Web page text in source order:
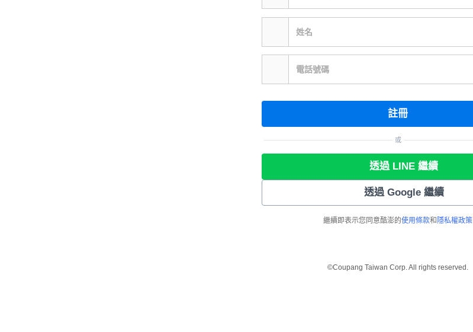
姓名
電話號碼
註冊
或
透過 LINE 繼續
透過 Google 繼續
繼續即表示您同意酷澎的使用條款和 隱私權政策
©Coupang Taiwan Corp. All rights reserved.